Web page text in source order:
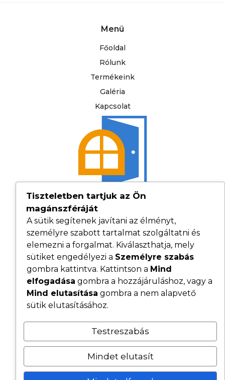
Menü
Főoldal
Rólunk
Termékeink
Galéria
Kapcsolat
Hasznos linkek
Adatvédelmi tájékoztató
ÁSZF
Cookie tájékoztató
Kövess minket közösségi oldalainkon
© 2026 - Minden jog fenntartva - Szolbob Fenster Kft.
Készítette: Satiweb
Tiszteletben tartjuk az Ön
magánszféráját
A sütik segítenek javítani az élményt,
személyre szabott tartalmat szolgáltatni és
elemezni a forgalmat. Kiválaszthatja, mely
sütiket engedélyezi a Személyre szabás
gombra kattintva. Kattintson a Mind
elfogadása gombra a hozzájáruláshoz, vagy a
Mind elutasítása gombra a nem alapvető
sütik elutasításához.
Testreszabás
Mindet elutasít